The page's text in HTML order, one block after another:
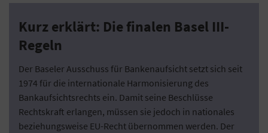
Kurz erklärt: Die finalen Basel III-
Regeln
Der Baseler Ausschuss für Bankenaufsicht setzt sich seit
1974 für die internationale Harmonisierung des
Bankaufsichtsrechts ein. Damit seine Beschlüsse
Rechtskraft erlangen, müssen sie jedoch in nationales
beziehungsweise EU-Recht übernommen werden. Der